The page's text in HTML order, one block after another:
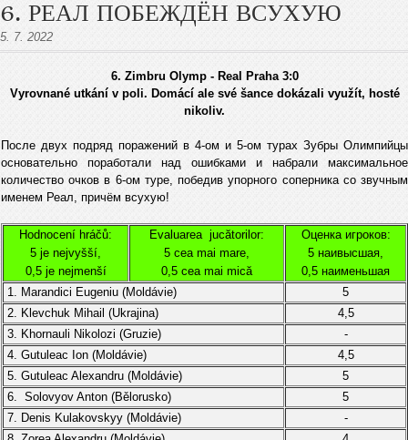
6. РЕАЛ ПОБЕЖДЁН ВСУХУЮ
5. 7. 2022
6. Zimbru Olymp - Real Praha 3:0
Vyrovnané utkání v poli. Domácí ale své šance dokázali využít, hosté
nikoliv.
После двух подряд поражений в 4-ом и 5-ом турах Зубры Олимпийцы
основательно поработали над ошибками и набрали максимальное
количество очков в 6-ом туре, победив упорного соперника со звучным
именем Реал, причём всухую!
Hodnocení hráčů:
5 je nejvyšší,
0,5 je nejmenší
Evaluarea jucătorilor:
5 cea mai mare,
0,5 cea mai mică
Оценка игроков:
5 наивысшая,
0,5 наименьшая
1. Marandici Eugeniu (Moldávie)
5
2. Klevchuk Mihail (Ukrajina)
4,5
3. Khornauli Nikolozi (Gruzie)
-
4. Gutuleac Ion (Moldávie)
4,5
5. Gutuleac Alexandru (Moldávie)
5
6. Solovyov Anton (Bělorusko)
5
7. Denis Kulakovskyy (Moldávie)
-